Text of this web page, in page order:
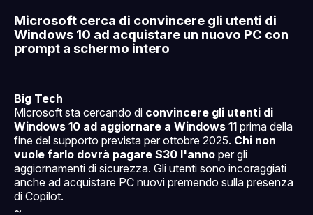
Microsoft cerca di convincere gli utenti di
Windows 10 ad acquistare un nuovo PC con
prompt a schermo intero
Big Tech
Microsoft sta cercando di convincere gli utenti di
Windows 10 ad aggiornare a Windows 11 prima della
fine del supporto prevista per ottobre 2025. Chi non
vuole farlo dovrà pagare $30 l'anno per gli
aggiornamenti di sicurezza. Gli utenti sono incoraggiati
anche ad acquistare PC nuovi premendo sulla presenza
di Copilot.
~